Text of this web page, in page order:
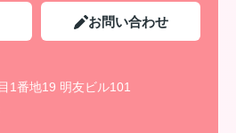
お問い合わせ
1番地19 明友ビル101